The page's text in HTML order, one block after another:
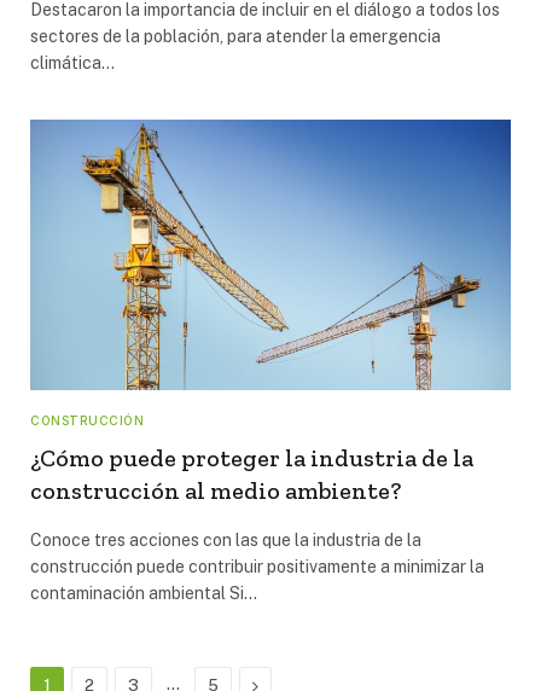
Destacaron la importancia de incluir en el diálogo a todos los
sectores de la población, para atender la emergencia
climática…
CONSTRUCCIÓN
¿Cómo puede proteger la industria de la
construcción al medio ambiente?
Conoce tres acciones con las que la industria de la
construcción puede contribuir positivamente a minimizar la
contaminación ambiental Si…
1 2 3 … 5 Next